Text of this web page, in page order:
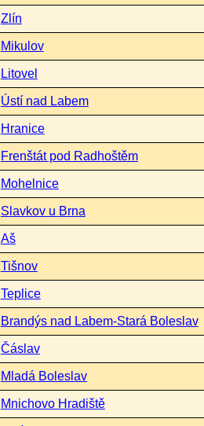
Zlín
Mikulov
Litovel
Ústí nad Labem
Hranice
Frenštát pod Radhoštěm
Mohelnice
Slavkov u Brna
Aš
Tišnov
Teplice
Brandýs nad Labem-Stará Boleslav
Čáslav
Mladá Boleslav
Mnichovo Hradiště